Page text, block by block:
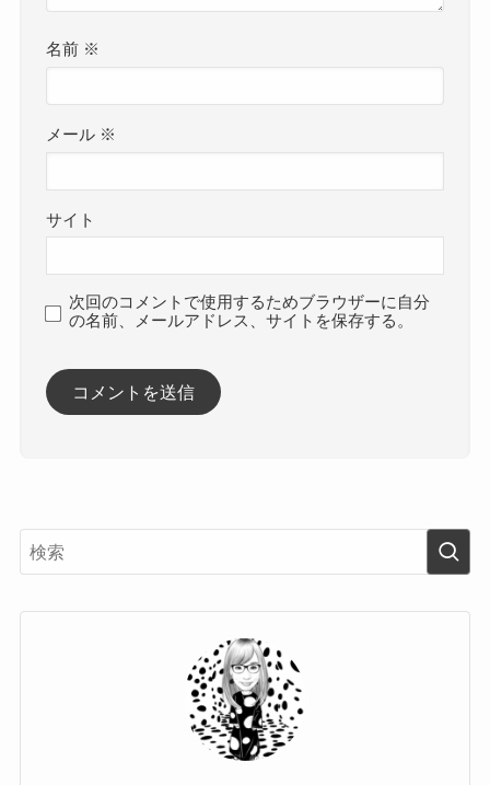
名前 ※
メール ※
サイト
次回のコメントで使用するためブラウザーに自分
の名前、メールアドレス、サイトを保存する。